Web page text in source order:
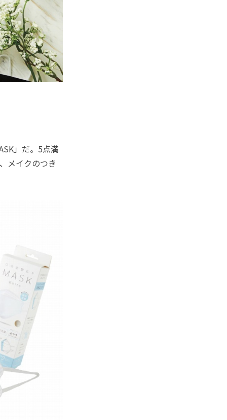
」だ。5点満
メイクのつき